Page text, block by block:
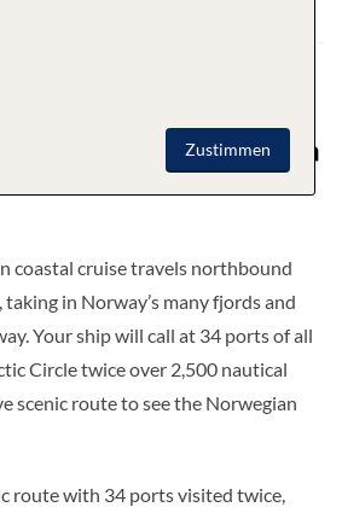
-
coastal cruise travels northbound
in Norway’s many fjords and
Your ship will call at 34 ports of all
Circle twice over 2,500 nautical
scenic route to see the Norwegian
route with 34 ports visited twice,
Zustimmen